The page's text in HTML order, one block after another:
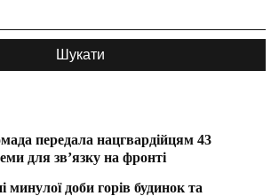
передала нацгвардійцям 43
для зв’язку на фронті
доби горів будинок та